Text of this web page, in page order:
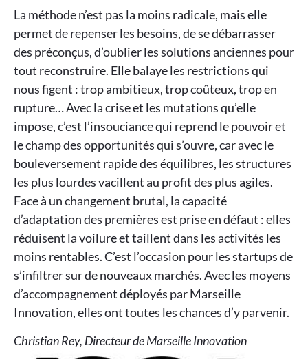
La méthode n’est pas la moins radicale, mais elle
permet de repenser les besoins, de se débarrasser
des préconçus, d’oublier les solutions anciennes pour
tout reconstruire. Elle balaye les restrictions qui
nous figent : trop ambitieux, trop coûteux, trop en
rupture… Avec la crise et les mutations qu’elle
impose, c’est l’insouciance qui reprend le pouvoir et
le champ des opportunités qui s’ouvre, car avec le
bouleversement rapide des équilibres, les structures
les plus lourdes vacillent au profit des plus agiles.
Face à un changement brutal, la capacité
d’adaptation des premières est prise en défaut : elles
réduisent la voilure et taillent dans les activités les
moins rentables. C’est l’occasion pour les startups de
s’infiltrer sur de nouveaux marchés. Avec les moyens
d’accompagnement déployés par Marseille
Innovation, elles ont toutes les chances d’y parvenir.
Christian Rey, Directeur de Marseille Innovation